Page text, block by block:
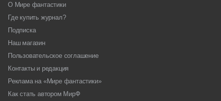
О Мире фантастики
Где купить журнал?
Подписка
Наш магазин
Пользовательское соглашение
Контакты и редакция
Реклама на «Мире фантастики»
Как стать автором МирФ